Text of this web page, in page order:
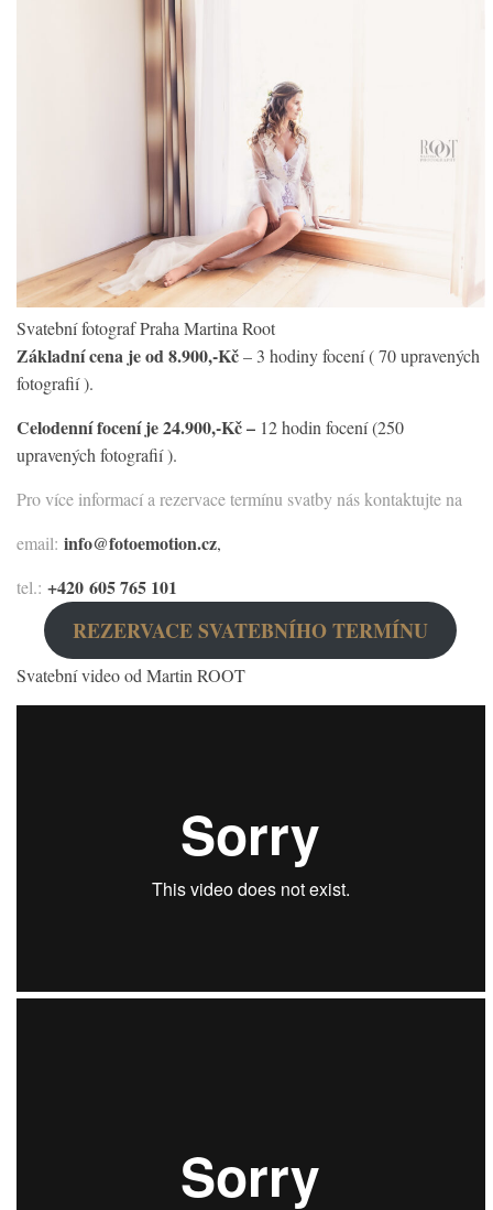
Svatební fotograf Praha Martina Root
Základní cena je od 8.900,-Kč– 3 hodiny focení ( 70 upravených
fotografií ).
Celodenní focení je 24.900,-Kč – 12 hodin focení (250
upravených fotografií ).
Pro více informací a rezervace termínu svatby nás kontaktujte na
email: info@fotoemotion.cz,
tel.: +420 605 765 101
REZERVACE SVATEBNÍHO TERMÍNU
Svatební video od Martin ROOT